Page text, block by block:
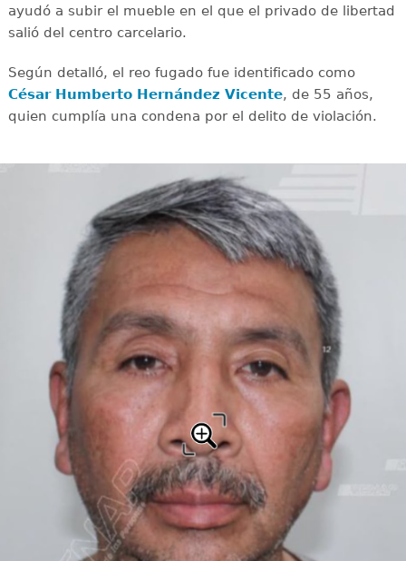
ayudó a subir el mueble en el que el privado de libertad
salió del centro carcelario.
Según detalló, el reo fugado fue identificado como
César Humberto Hernández Vicente, de 55 años,
quien cumplía una condena por el delito de violación.